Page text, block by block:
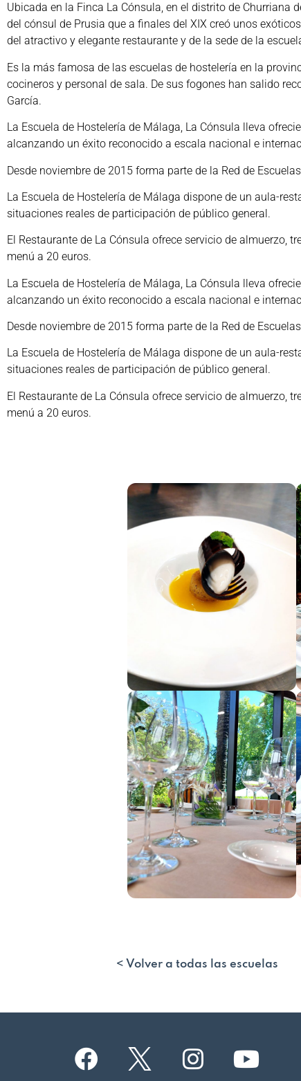
Ubicada en la Finca La Cónsula, en el distrito de
del cónsul de Prusia que a finales del XIX creó unos
del atractivo y elegante restaurante y de la sede de la
Es la más famosa de las escuelas de hostelería en la
cocineros y personal de sala. De sus fogones han salido
García.
La Escuela de Hostelería de Málaga, La Cónsula lleva
alcanzando un éxito reconocido a escala nacional e
Desde noviembre de 2015 forma parte de la Red de
La Escuela de Hostelería de Málaga dispone de un aula-
situaciones reales de participación de público general.
El Restaurante de La Cónsula ofrece servicio de almuerzo,
menú a 20 euros.
La Escuela de Hostelería de Málaga, La Cónsula lleva
alcanzando un éxito reconocido a escala nacional e
Desde noviembre de 2015 forma parte de la Red de
La Escuela de Hostelería de Málaga dispone de un aula-
situaciones reales de participación de público general.
El Restaurante de La Cónsula ofrece servicio de almuerzo,
menú a 20 euros.
< Volver a todas las escuelas